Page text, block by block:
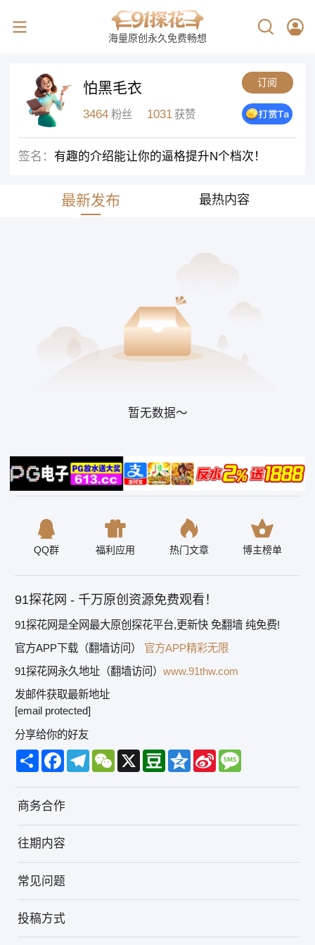
海量原创永久免费畅想
怕黑毛衣 订阅
3464 粉丝 1031 获赞
签名： 有趣的介绍能让你的逼格提升N个档次！
最新发布 最热内容
暂无数据～
QQ群 福利应用 热门文章 博主榜单
91探花网 - 千万原创资源免费观看！
91探花网是全网最大原创探花平台,更新快 免翻墙 纯免费!
官方APP下载（翻墙访问）
官方APP精彩无限
91探花网永久地址（翻墙访问） www.91thw.com
发邮件获取最新地址
[email protected]
分享给你的好友
Share FacebookTelegramWeChat
X DoubanQzoneSina
Weibo
Message
商务合作
往期内容
常见问题
投稿方式